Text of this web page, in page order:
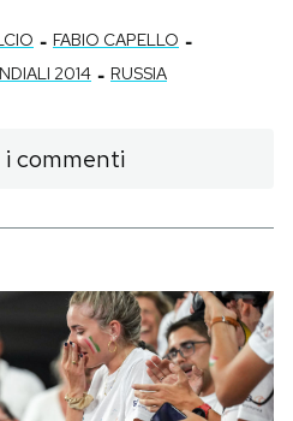
- FABIO CAPELLO -
2014 - RUSSIA
commenti